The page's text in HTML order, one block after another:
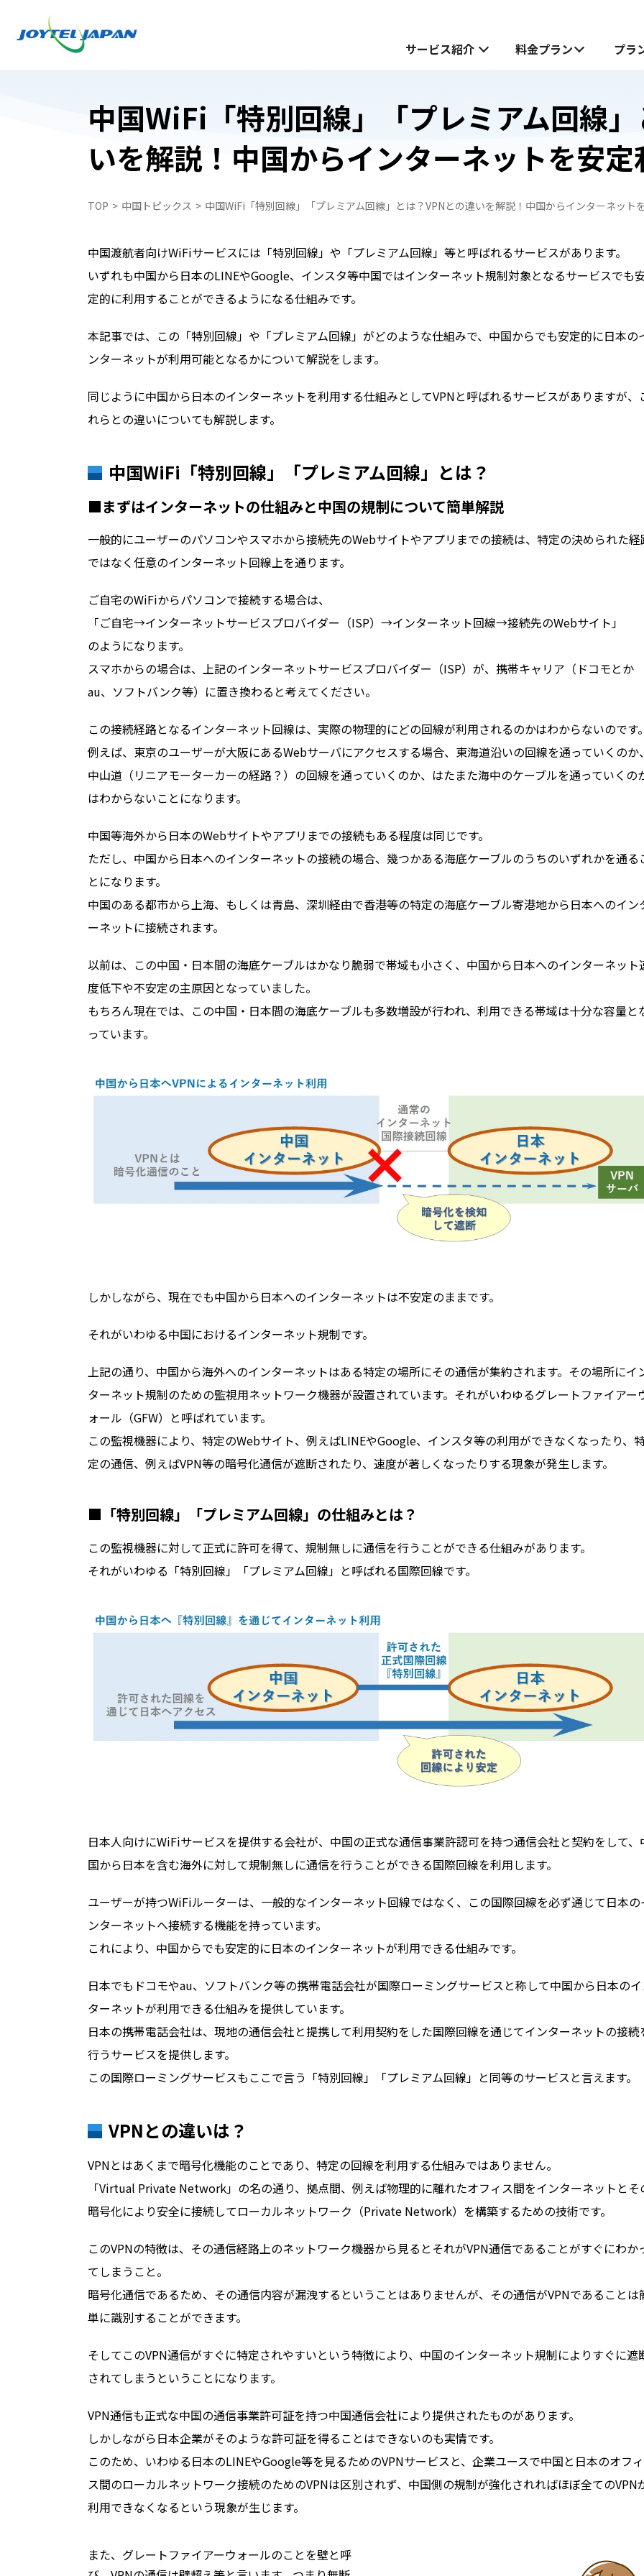
サービス紹介
サービス紹介
日本でお受け取り
WiFiレンタルプラン受取・返却
中国スマートフォンレンタル・中国どこでも
中国携帯電話番号SIM
中国でお受け取り
無料お試し申し込みフォーム
中国どこでもWiFiモバイルプラン
JOYTEL SIMとは
料金プラン
日本でお受け取り
中国携帯電話番号SIM
ペイ
自動見積フォーム
中国でお受け取り
中国どこでもWiFiモバイルプラン
プラ
中国WiFi「特別回線」「プレミアム回線
いを解説！中国からインターネットを安
TOP 中国トピックス 中国WiFi「特別回線」「プレミアム回線」とは？VPNとの違いを解説！中国からインターネット
中国渡航者向けWiFiサービスには「特別回線」や「プレミアム回線」等と呼ばれるサービスがあります。
いずれも中国から日本のLINEやGoogle、インスタ等中国ではインターネット規制対象となるサービスでも
定的に利用することができるようになる仕組みです。
本記事では、この「特別回線」や「プレミアム回線」がどのような仕組みで、中国からでも安定的に日本の
ンターネットが利用可能となるかについて解説をします。
同じように中国から日本のインターネットを利用する仕組みとしてVPNと呼ばれるサービスがありますが、
れらとの違いについても解説します。
中国WiFi「特別回線」「プレミアム回線」とは？
■まずはインターネットの仕組みと中国の規制について簡単解説
一般的にユーザーのパソコンやスマホから接続先のWebサイトやアプリまでの接続は、特定の決められた経
ではなく任意のインターネット回線上を通ります。
ご自宅のWiFiからパソコンで接続する場合は、
「ご自宅→インターネットサービスプロバイダー（ISP）→インターネット回線→接続先のWebサイト」
のようになります。
スマホからの場合は、上記のインターネットサービスプロバイダー（ISP）が、携帯キャリア（ドコモとか
au、ソフトバンク等）に置き換わると考えてください。
この接続経路となるインターネット回線は、実際の物理的にどの回線が利用されるのかはわからないのです
例えば、東京のユーザーが大阪にあるWebサーバにアクセスする場合、東海道沿いの回線を通っていくのか
中山道（リニアモーターカーの経路？）の回線を通っていくのか、はたまた海中のケーブルを通っていくの
はわからないことになります。
中国等海外から日本のWebサイトやアプリまでの接続もある程度は同じです。
ただし、中国から日本へのインターネットの接続の場合、幾つかある海底ケーブルのうちのいずれかを通る
とになります。
中国のある都市から上海、もしくは青島、深圳経由で香港等の特定の海底ケーブル寄港地から日本へのイン
ーネットに接続されます。
以前は、この中国・日本間の海底ケーブルはかなり脆弱で帯域も小さく、中国から日本へのインターネット
度低下や不安定の主原因となっていました。
もちろん現在では、この中国・日本間の海底ケーブルも多数増設が行われ、利用できる帯域は十分な容量と
っています。
しかしながら、現在でも中国から日本へのインターネットは不安定のままです。
それがいわゆる中国におけるインターネット規制です。
上記の通り、中国から海外へのインターネットはある特定の場所にその通信が集約されます。その場所にイ
ターネット規制のための監視用ネットワーク機器が設置されています。それがいわゆるグレートファイアー
ォール（GFW）と呼ばれています。
この監視機器により、特定のWebサイト、例えばLINEやGoogle、インスタ等の利用ができなくなったり、
定の通信、例えばVPN等の暗号化通信が遮断されたり、速度が著しくなったりする現象が発生します。
■「特別回線」「プレミアム回線」の仕組みとは？
この監視機器に対して正式に許可を得て、規制無しに通信を行うことができる仕組みがあります。
それがいわゆる「特別回線」「プレミアム回線」と呼ばれる国際回線です。
日本人向けにWiFiサービスを提供する会社が、中国の正式な通信事業許認可を持つ通信会社と契約をして、
国から日本を含む海外に対して規制無しに通信を行うことができる国際回線を利用します。
ユーザーが持つWiFiルーターは、一般的なインターネット回線ではなく、この国際回線を必ず通じて日本の
ンターネットへ接続する機能を持っています。
これにより、中国からでも安定的に日本のインターネットが利用できる仕組みです。
日本でもドコモやau、ソフトバンク等の携帯電話会社が国際ローミングサービスと称して中国から日本の
ターネットが利用できる仕組みを提供しています。
日本の携帯電話会社は、現地の通信会社と提携して利用契約をした国際回線を通じてインターネットの接続
行うサービスを提供します。
この国際ローミングサービスもここで言う「特別回線」「プレミアム回線」と同等のサービスと言えます。
VPNとの違いは？
VPNとはあくまで暗号化機能のことであり、特定の回線を利用する仕組みではありません。
「Virtual Private Network」の名の通り、拠点間、例えば物理的に離れたオフィス間をインターネットとそ
暗号化により安全に接続してローカルネットワーク（Private Network）を構築するための技術です。
このVPNの特徴は、その通信経路上のネットワーク機器から見るとそれがVPN通信であることがすぐにわか
てしまうこと。
暗号化通信であるため、その通信内容が漏洩するということはありませんが、その通信がVPNであることは
単に識別することができます。
そしてこのVPN通信がすぐに特定されやすいという特徴により、中国のインターネット規制によりすぐに遮
されてしまうということになります。
VPN通信も正式な中国の通信事業許可証を持つ中国通信会社により提供されたものがあります。
しかしながら日本企業がそのような許可証を得ることはできないのも実情です。
このため、いわゆる日本のLINEやGoogle等を見るためのVPNサービスと、企業ユースで中国と日本のオフィ
ス間のローカルネットワーク接続のためのVPNは区別されず、中国側の規制が強化されればほぼ全てのVPN
利用できなくなるという現象が生じます。
また、グレートファイアーウォールのことを壁と呼